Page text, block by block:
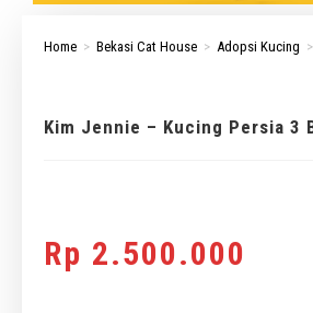
Home > Bekasi Cat House > Adopsi Kucing >
Kim Jennie – Kucing Persia 3
Rp 2.500.000